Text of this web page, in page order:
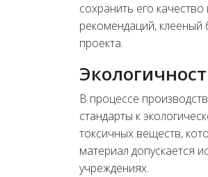
сохранить его
рекомендаций,
проекта.
В процессе
стандарты к
токсичных веществ,
материал допускается
учреждениях.